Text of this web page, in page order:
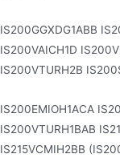
IS200GGXDG1ABB
IS200VAICH1D
IS200VTURH2B
IS200EMIOH1ACA
IS200VTURH1BAB
IS215VCMIH2BB